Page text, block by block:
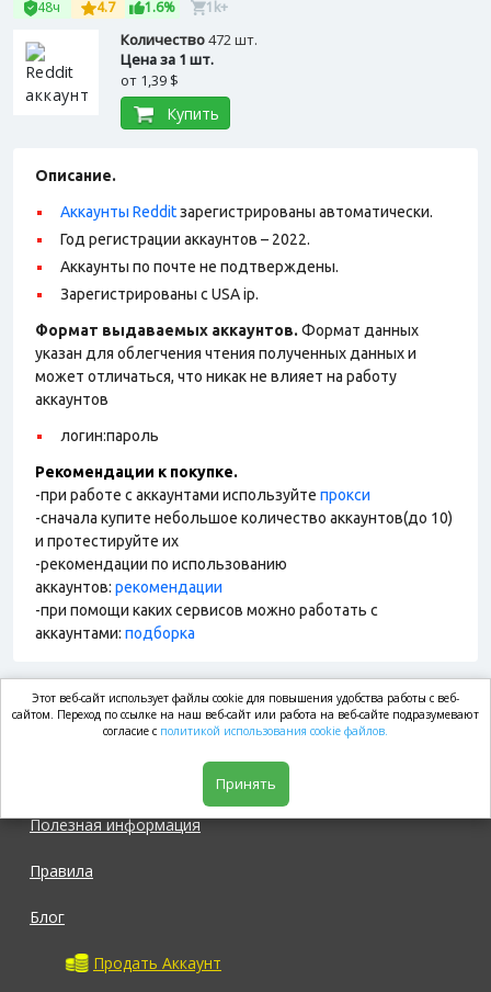
48ч 4.7 1.6% 1k+
Количество472 шт.
Цена за 1 шт.
от 1,39 $
Купить
Описание.
Аккаунты Redditзарегистрированы автоматически.
Год регистрации аккаунтов – 2022.
Аккаунты по почте не подтверждены.
Зарегистрированы с USA ip.
Формат выдаваемых аккаунтов. Формат данных
указан для облегчения чтения полученных данных и
может отличаться, что никак не влияет на работу
аккаунтов
логин:пароль
Рекомендации к покупке.
-при работе с аккаунтами используйте прокси
-сначала купите небольшое количество аккаунтов(до 10)
и протестируйте их
-рекомендации по использованию
аккаунтов: рекомендации
-при помощи каких сервисов можно работать с
аккаунтами: подборка
market.com
Полезная информация
Правила
Блог
Продать Аккаунт
Этот веб-сайт использует файлы cookie для повышения удобства работы с веб-
сайтом. Переход по ссылке на наш веб-сайт или работа на веб-сайте подразумевают
согласие с политикой использования cookie файлов.
Принять